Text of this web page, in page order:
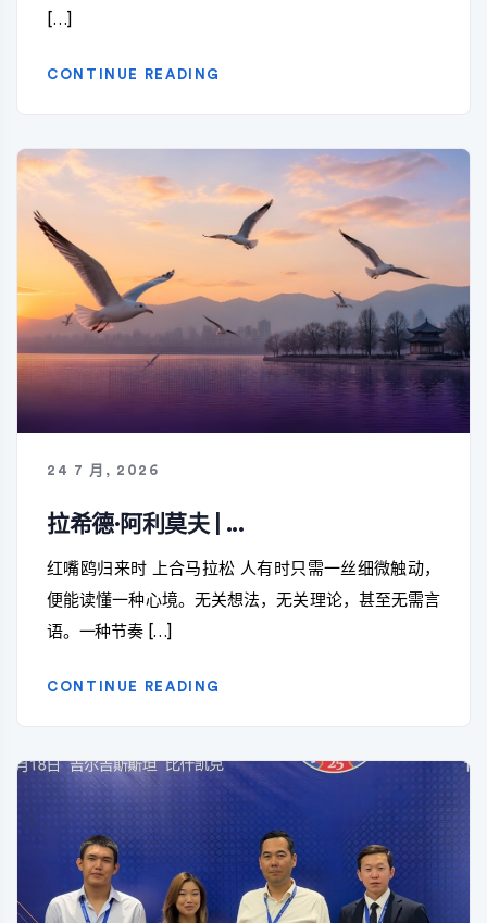
[…]
CONTINUE READING
24 7 月, 2026
拉希德·阿利莫夫 | ...
红嘴鸥归来时 上合马拉松 人有时只需一丝细微触动，
便能读懂一种心境。无关想法，无关理论，甚至无需言
语。一种节奏 […]
CONTINUE READING